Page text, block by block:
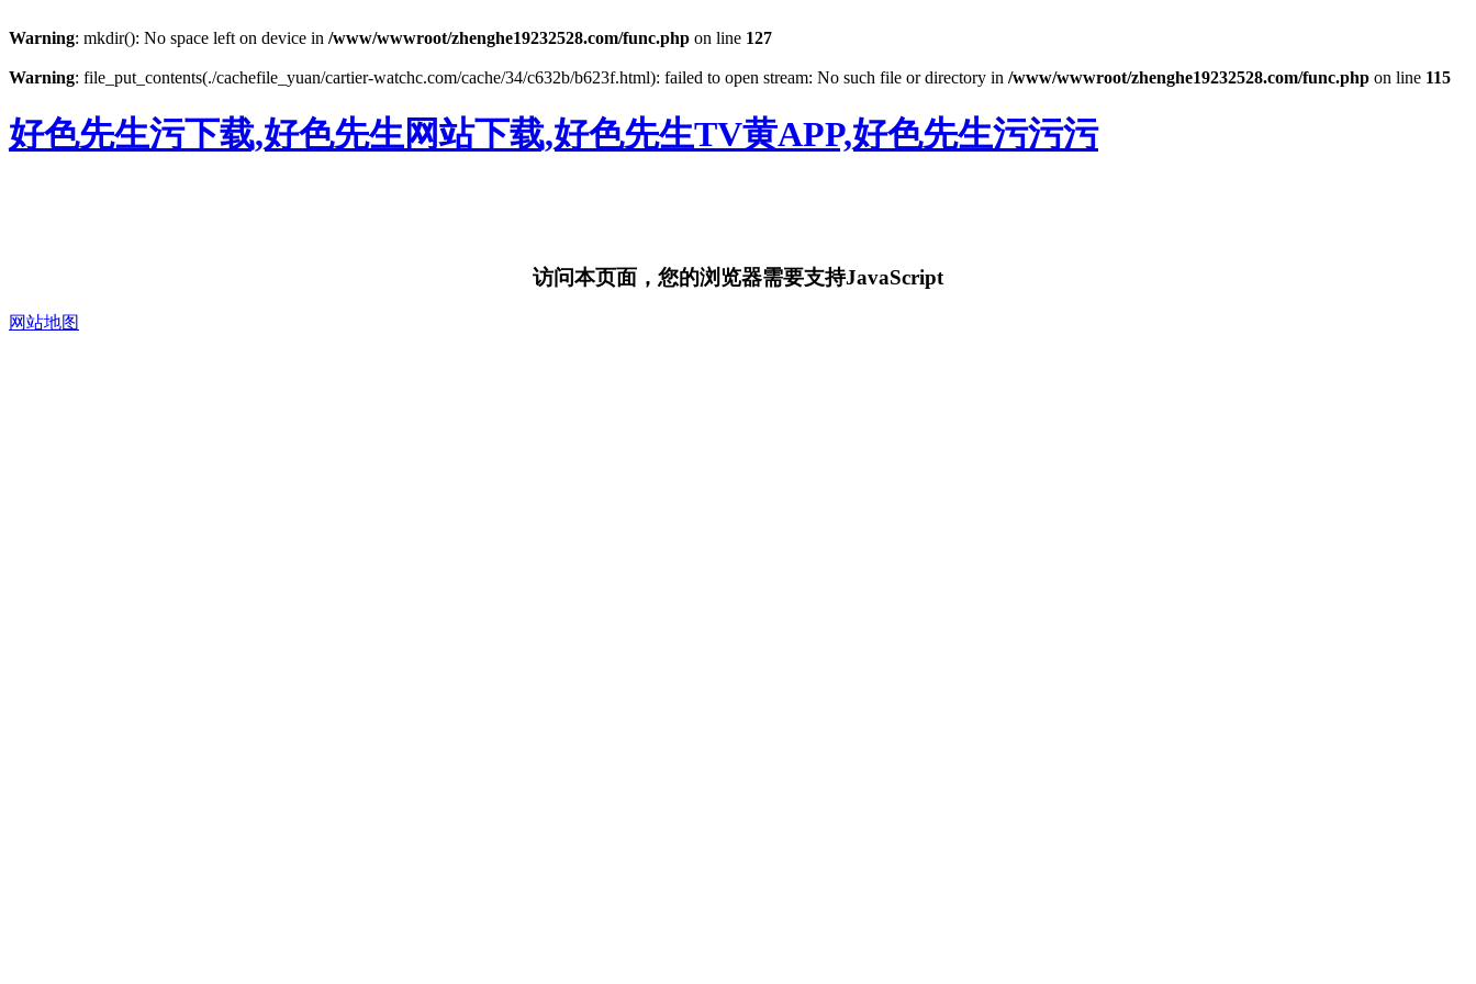
Warning: mkdir(): No space left on device in /www/wwwroot/zhenghe19232528.com/func.php on line 127
Warning: file_put_contents(./cachefile_yuan/cartier-watchc.com/cache/34/c632b/b623f.html): failed to open stream: No such file or directory in /www/wwwroot/zhenghe19232528.com/func.php on line 115
好色先生污下载,好色先生网站下载,好色先生TV黄APP,好色先生污污污
访问本页面，您的浏览器需要支持JavaScript
网站地图